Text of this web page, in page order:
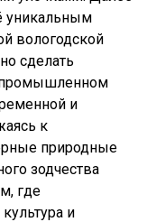
уникальным
вологодской
сделать
промышленном
и
к
природные
зодчества
где
и